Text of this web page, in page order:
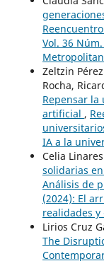
Vol. 36
Zeltzin
Rocha,
Repensar
artificial ,
IA a la
Celia
solidarias
Análisis de
(2024): El
realidades y
Lirios Cruz
The